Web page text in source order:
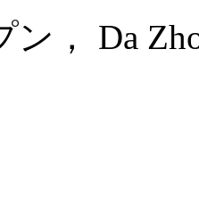
ン， Da